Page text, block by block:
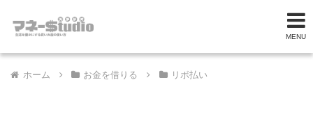
MENU
ホーム お金を借りる リボ払い